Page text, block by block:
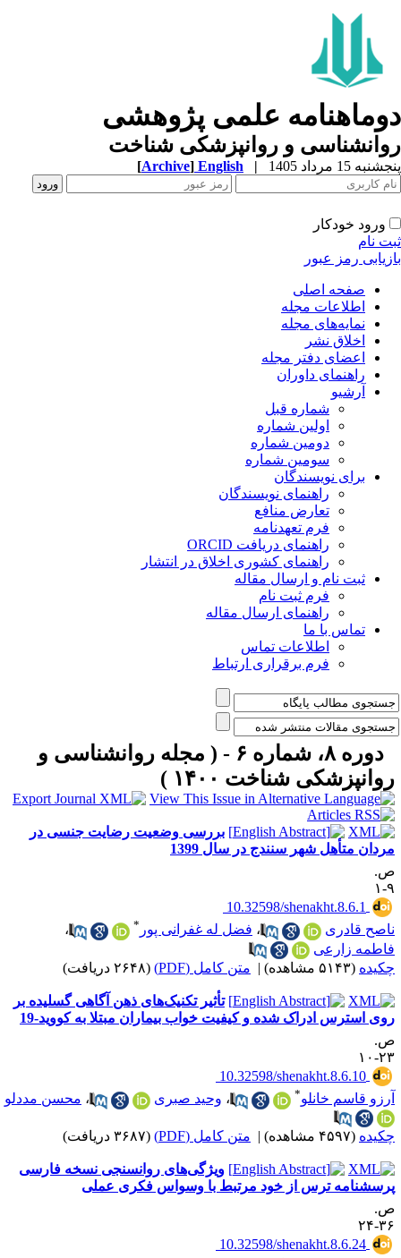
علمی پژوهشی
و روانپزشکی شناخت
15 مرداد 1405 |
English
[Archive]
ورود خودکار
نام
رمز عبور
صفحه اصلی
اطلاعات مجله
نمایه‌های مجله
اخلاق نشر
اعضای دفتر مجله
راهنمای داوران
آرشیو
شماره قبل
اولین شماره
دومین شماره
سومین شماره
برای نویسندگان
راهنمای نویسندگان
تعارض منافع
فرم تعهدنامه
راهنمای دریافت ORCID
راهنمای کشوری اخلاق در انتشار
ثبت نام و ارسال مقاله
فرم ثبت نام
راهنمای ارسال مقاله
تماس با ما
اطلاعات تماس
فرم برقراری ارتباط
دوره ۸، شماره ۶ - ( مجله روانشناسی و
شناخت ۱۴۰۰ )
بررسی وضعیت رضایت جنسی در
متأهل شهر سنندج در سال 1399
‎ 10.32598/shenakht.8.6.1
قادری
،فضل له غفرانی پور
،
زارعی
(۵۱۴۳ مشاهده) | متن کامل (PDF) (۲۶۴۸ دریافت)
تأثیر تکنیک‌های ذهن آگاهی گسلیده بر
استرس ادراک شده و کیفیت خواب بیماران مبتلا به کووید-19
۱۰
‎ 10.32598/shenakht.8.6.10
قاسم خانلو* ،وحید صبری ،محسن مددلو
(۴۵۹۷ مشاهده) | متن کامل (PDF) (۳۶۸۷ دریافت)
ویژگی‌های روانسنجی نسخه فارسی
ترس از خود مرتبط با وسواس فکری عملی
۲۴
‎ 10.32598/shenakht.8.6.24